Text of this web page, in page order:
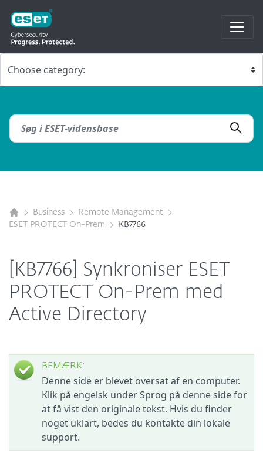
Business
Remote Management
ESET PROTECT On-Prem
KB7766
[KB7766] Synkroniser ESET
PROTECT On-Prem med
Active Directory
BEMÆRK:
Denne side er blevet oversat af en computer.
Klik på engelsk under Sprog på denne side for
at få vist den originale tekst. Hvis du finder
noget uklart, bedes du kontakte din lokale
support.